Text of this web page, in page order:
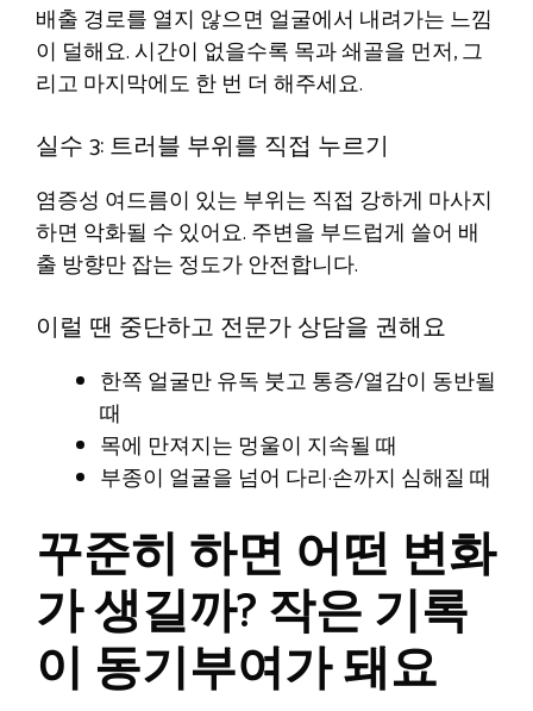
배출 경로를 열지 않으면 얼굴에서 내려가는 느낌
이 덜해요. 시간이 없을수록 목과 쇄골을 먼저, 그
리고 마지막에도 한 번 더 해주세요.
실수 3: 트러블 부위를 직접 누르기
염증성 여드름이 있는 부위는 직접 강하게 마사지
하면 악화될 수 있어요. 주변을 부드럽게 쓸어 배
출 방향만 잡는 정도가 안전합니다.
이럴 땐 중단하고 전문가 상담을 권해요
한쪽 얼굴만 유독 붓고 통증/열감이 동반될
때
목에 만져지는 멍울이 지속될 때
부종이 얼굴을 넘어 다리·손까지 심해질 때
꾸준히 하면 어떤 변화
가 생길까? 작은 기록
이 동기부여가 돼요